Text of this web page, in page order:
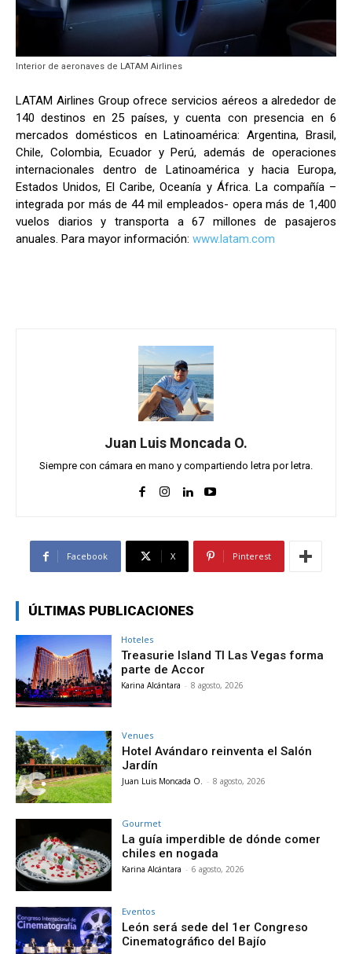
Interior de aeronaves de LATAM Airlines
LATAM Airlines Group ofrece servicios aéreos a alrededor de
140 destinos en 25 países, y cuenta con presencia en 6
mercados domésticos en Latinoamérica: Argentina, Brasil,
Chile, Colombia, Ecuador y Perú, además de operaciones
internacionales dentro de Latinoamérica y hacia Europa,
Estados Unidos, El Caribe, Oceanía y África. La compañía –
integrada por más de 44 mil empleados- opera más de 1,400
vuelos diarios y transporta a 67 millones de pasajeros
anuales. Para mayor información: www.latam.com
Juan Luis Moncada O.
Siempre con cámara en mano y compartiendo letra por letra.
Facebook X Pinterest
ÚLTIMAS PUBLICACIONES
Hoteles
Treasurie Island TI Las Vegas forma
parte de Accor
Karina Alcántara - 8 agosto, 2026
Venues
Hotel Avándaro reinventa el Salón
Jardín
Juan Luis Moncada O. - 8 agosto, 2026
Gourmet
La guía imperdible de dónde comer
chiles en nogada
Karina Alcántara - 6 agosto, 2026
Eventos
León será sede del 1er Congreso
Cinematográfico del Bajío